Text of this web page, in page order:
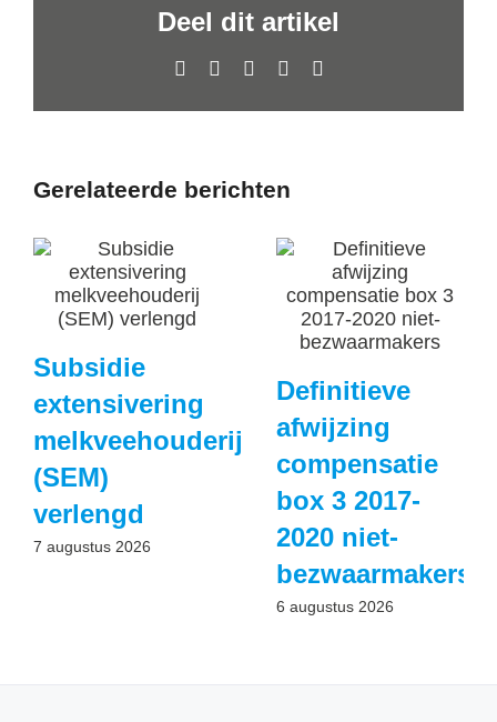
Deel dit artikel
Facebook LinkedInWhatsApp
Gerelateerde berichten
Subsidie
extensivering
melkveehouderij
(SEM)
verlengd
7 augustus 2026
Definitieve
afwijzing
compensatie
box 3 2017-
2020 niet-
bezwaarmakers
6 augustus 2026